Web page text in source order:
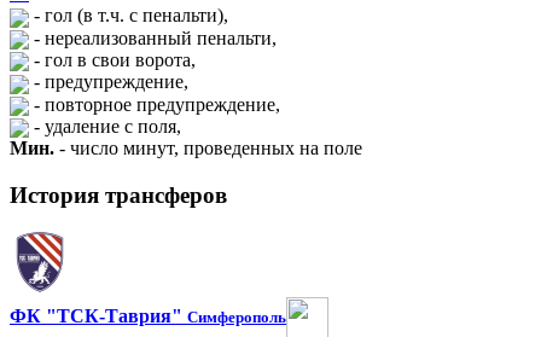
- гол (в т.ч. с пенальти),
- нереализованный пенальти,
- гол в свои ворота,
- предупреждение,
- повторное предупреждение,
- удаление с поля,
Мин. - число минут, проведенных на поле
История трансферов
ФК "ТСК-Таврия" Симферополь